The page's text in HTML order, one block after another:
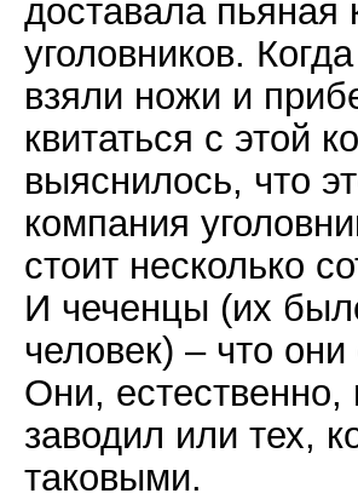
доставала пьяная
уголовников.
взяли ножи и
квитаться с этой
выяснилось, что
компания
стоит несколько
И чеченцы (их
человек) – что
Они, естественно,
заводил или тех,
таковыми.